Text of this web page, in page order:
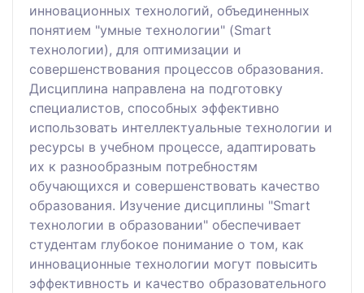
инновационных технологий, объединенных
понятием "умные технологии" (Smart
технологии), для оптимизации и
совершенствования процессов образования.
Дисциплина направлена на подготовку
специалистов, способных эффективно
использовать интеллектуальные технологии и
ресурсы в учебном процессе, адаптировать
их к разнообразным потребностям
обучающихся и совершенствовать качество
образования. Изучение дисциплины "Smart
технологии в образовании" обеспечивает
студентам глубокое понимание о том, как
инновационные технологии могут повысить
эффективность и качество образовательного